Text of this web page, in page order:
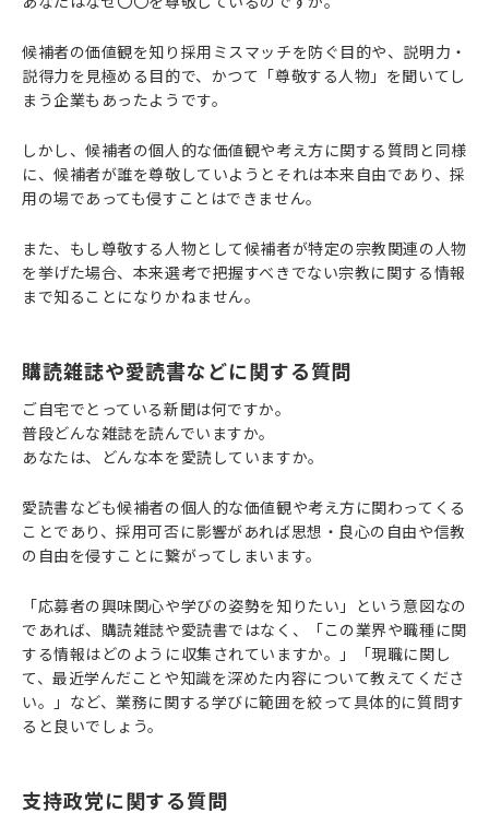
候補者の価値観を知り採用ミスマッチを防ぐ目的や、説明力・
説得力を見極める目的で、かつて「尊敬する人物」を聞いてし
まう企業もあったようです。
しかし、候補者の個人的な価値観や考え方に関する質問と同様
に、候補者が誰を尊敬していようとそれは本来自由であり、採
用の場であっても侵すことはできません。
また、もし尊敬する人物として候補者が特定の宗教関連の人物
を挙げた場合、本来選考で把握すべきでない宗教に関する情報
まで知ることになりかねません。
購読雑誌や愛読書などに関する質問
ご自宅でとっている新聞は何ですか。
普段どんな雑誌を読んでいますか。
あなたは、どんな本を愛読していますか。
愛読書なども候補者の個人的な価値観や考え方に関わってくる
ことであり、採用可否に影響があれば思想・良心の自由や信教
の自由を侵すことに繋がってしまいます。
「応募者の興味関心や学びの姿勢を知りたい」という意図なの
であれば、購読雑誌や愛読書ではなく、「この業界や職種に関
する情報はどのように収集されていますか。」「現職に関し
て、最近学んだことや知識を深めた内容について教えてくださ
い。」など、業務に関する学びに範囲を絞って具体的に質問す
ると良いでしょう。
支持政党に関する質問